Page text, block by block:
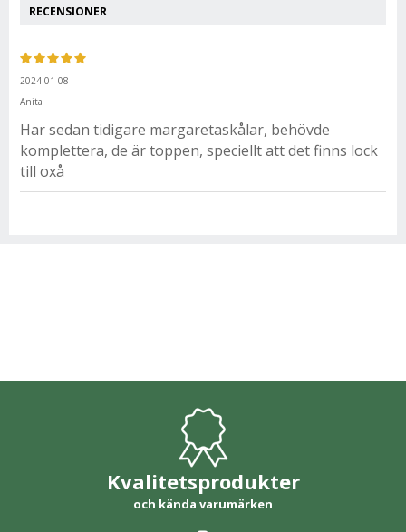
RECENSIONER
2024-01-08
Anita
Har sedan tidigare margaretaskålar, behövde
komplettera, de är toppen, speciellt att det finns lock
till oxå
Kvalitetsprodukter
och kända varumärken